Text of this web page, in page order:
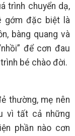
trình chuyển dạ,
gớm đặc biệt là
bàng quang và
để cơn đau
bé chào đời.
thường, mẹ nên
vì tất cả những
phần nào cơn